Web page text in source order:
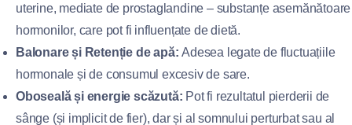
uterine, mediate de prostaglandine – substanțe asemănătoare
hormonilor, care pot fi influențate de dietă.
Balonare și Retenție de apă: Adesea legate de fluctuațiile
hormonale și de consumul excesiv de sare.
Oboseală și energie scăzută: Pot fi rezultatul pierderii de
sânge (și implicit de fier), dar și al somnului perturbat sau al